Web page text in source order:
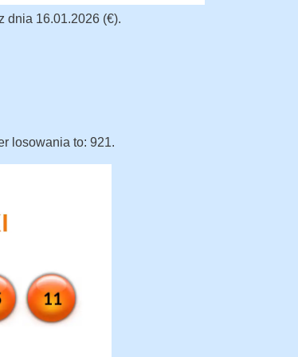
dnia 16.01.2026 (€).
losowania to: 921.